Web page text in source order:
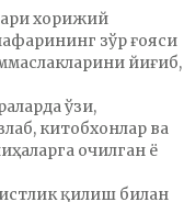
хорижий
зўр ғояси
йиғиб,
ўзи,
китобхонлар ва
очилган ё
қилиш билан